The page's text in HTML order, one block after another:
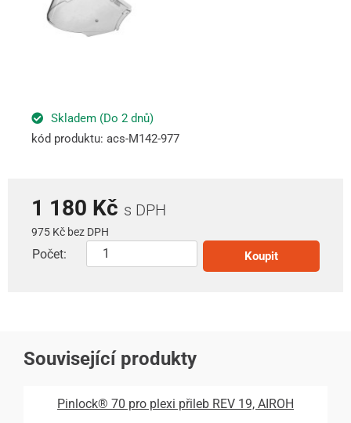
Skladem (Do 2 dnů)
kód produktu: acs-M142-977
1 180 Kč s DPH
975 Kč bez DPH
Počet: Koupit
Související produkty
Pinlock® 70 pro plexi přileb REV 19, AIROH